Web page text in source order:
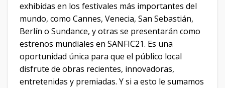
exhibidas en los festivales más importantes del
mundo, como Cannes, Venecia, San Sebastián,
Berlín o Sundance, y otras se presentarán como
estrenos mundiales en SANFIC21. Es una
oportunidad única para que el público local
disfrute de obras recientes, innovadoras,
entretenidas y premiadas. Y si a esto le sumamos